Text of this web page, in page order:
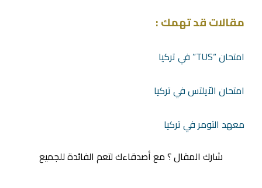
مقالات قد تهمك :
امتحان “TUS” في تركيا
امتحان الاّيلتس في تركيا
معهد التومر في تركيا
شارك المقال ؟ مع أصدقاءك لتعم الفائدة للجميع